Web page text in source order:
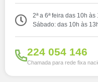
2ª a 6ª feira das 10h
Sábado: das 10h às
224 054 146
Chamada para rede fixa